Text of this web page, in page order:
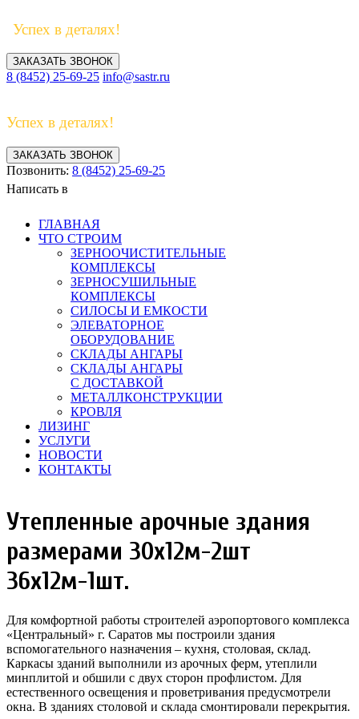
Успех в деталях!
ЗАКАЗАТЬ ЗВОНОК
8 (8452) 25-69-25 info@sastr.ru
Успех в деталях!
ЗАКАЗАТЬ ЗВОНОК
Позвонить: 8 (8452) 25-69-25
Написать в
ГЛАВНАЯ
ЧТО СТРОИМ
ЗЕРНООЧИСТИТЕЛЬНЫЕ
КОМПЛЕКСЫ
ЗЕРНОСУШИЛЬНЫЕ
КОМПЛЕКСЫ
СИЛОСЫ И ЕМКОСТИ
ЭЛЕВАТОРНОЕ
ОБОРУДОВАНИЕ
СКЛАДЫ АНГАРЫ
СКЛАДЫ АНГАРЫ
С ДОСТАВКОЙ
МЕТАЛЛКОНСТРУКЦИИ
КРОВЛЯ
ЛИЗИНГ
УСЛУГИ
НОВОСТИ
КОНТАКТЫ
Утепленные арочные здания
размерами 30х12м-2шт
36х12м-1шт.
Для комфортной работы строителей аэропортового комплекса
«Центральный» г. Саратов мы построили здания
вспомогательного назначения – кухня, столовая, склад.
Каркасы зданий выполнили из арочных ферм, утеплили
минплитой и обшили с двух сторон профлистом. Для
естественного освещения и проветривания предусмотрели
окна. В зданиях столовой и склада смонтировали перекрытия.